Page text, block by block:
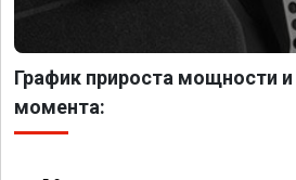
График прироста мощности
момента: